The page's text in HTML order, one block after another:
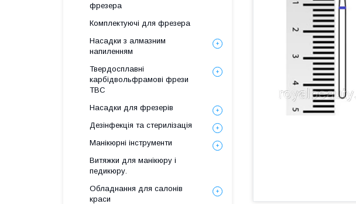
фрезера
Комплектуючі для фрезера
Насадки з алмазним
напиленням
Твердосплавні
карбідвольфрамові фрези
ТВС
Насадки для фрезерів
Дезінфекція та стерилізація
Манікюрні інструменти
Витяжки для манікюру і
педикюру.
Обладнання для салонів
краси